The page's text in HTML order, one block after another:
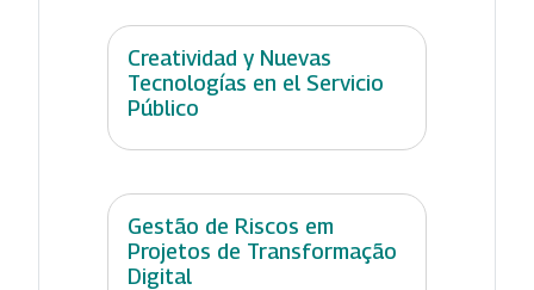
Creatividad y Nuevas
Tecnologías en el Servicio
Público
Gestão de Riscos em
Projetos de Transformação
Digital